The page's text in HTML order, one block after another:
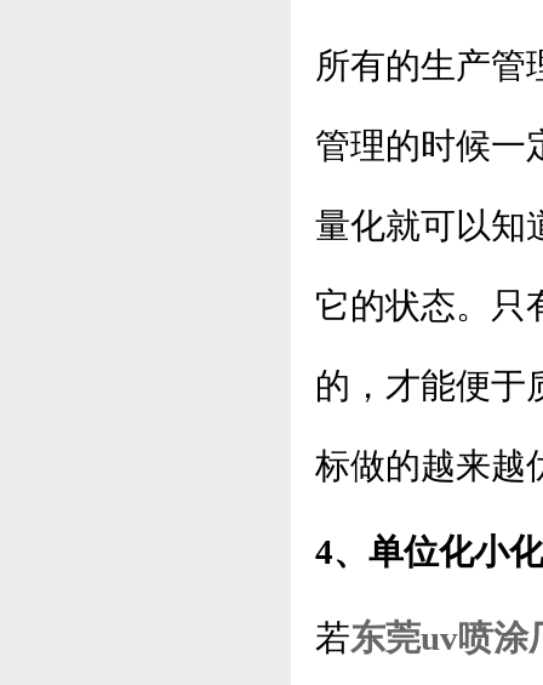
所有的生产管
管理的时候一
量化就可以知
它的状态。只
的，才能便于
标做的越来越
4、单位化小
若东莞uv喷涂